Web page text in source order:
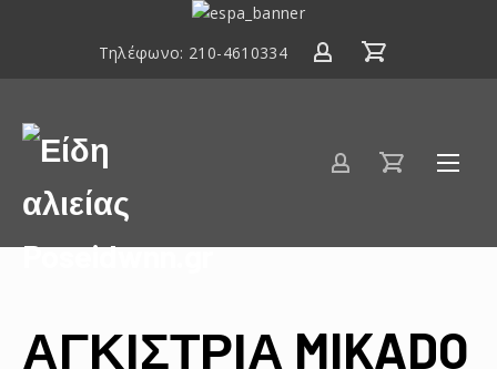
ΕΣΠΑ
2020
Τηλέφωνο: 210-4610334
Είδη
αλιείας
Poseidwnn.gr
ΑΓΚΙΣΤΡΙΑ MIKADO